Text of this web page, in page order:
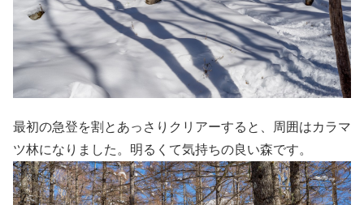
最初の急登を割とあっさりクリアーすると、周囲はカラマ
ツ林になりました。明るくて気持ちの良い森です。